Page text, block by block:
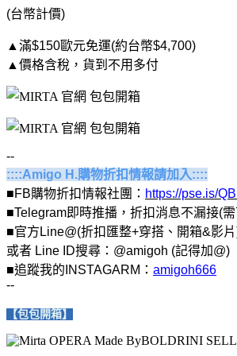
(台幣計價)
▲滿$150歐元免運(約台幣$4,700)
▲價格含稅，貨到不用多付
--
::::Amigo H.購物折扣情報請加入::::
■FB購物折扣情報社團： https://pse.is/
■Telegram即時推播，折扣消息不漏接(需
■官方Line@(折扣匯整+穿搭、開箱&影片
或者 Line ID搜尋：@amigoh (記得加@)
■追蹤我的INSTAGARM： amigoh666
--
【包包開箱】